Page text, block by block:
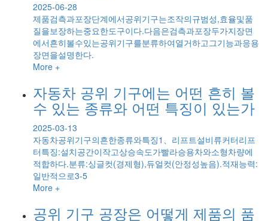
2025-06-28
제품검측과포장단계에서공위기구는조작의규범성,효율및품
질을보장하는중요한도구이다.다음은검측과포장두가지장면
에서흔히볼수있는공위기구를분류하여열거하고그기능과응용
장면을설명한다.
More +
자동차 공위 기구에는 어떤 흔히 볼
수 있는 종류와 어떤 특징이 있는가
2025-03-13
자동차공위기구의흔한종류와특징1、리프트설비류커터리프
터특징:설치공간이작고상승속도가빨라승용차와소형차량에
적합하다.분류:싱글컷(경제형),듀얼컷(안정성높음).적재능력:
일반적으로3-5
More +
공위 기구 공장은 어떻게 제품의 품